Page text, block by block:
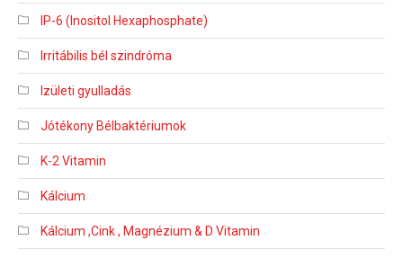
IP-6 (Inositol Hexaphosphate)
Irritábilis bél szindróma
Izületi gyulladás
Jótékony Bélbaktériumok
K-2 Vitamin
Kálcium
Kálcium ,Cink , Magnézium & D Vitamin